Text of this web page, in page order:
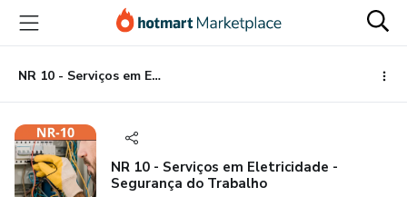
para
conteúdo
principal
para
pagamento
para
rodapé
NR 10 - Serviços em Eletricidade - Segurança do Trabalho
NR 10 - Serviços em Eletricidade -
Segurança do Trabalho